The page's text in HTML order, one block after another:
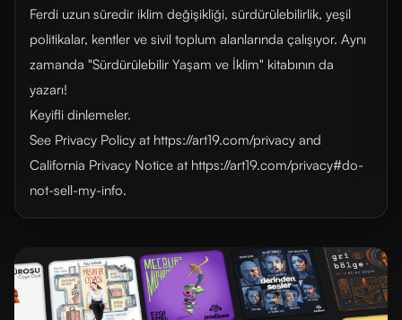
Ferdi uzun süredir iklim değişikliği, sürdürülebilirlik, yeşil
politikalar, kentler ve sivil toplum alanlarında çalışıyor. Aynı
zamanda "Sürdürülebilir Yaşam ve İklim" kitabının da
yazarı!
Keyifli dinlemeler.
See Privacy Policy at https://art19.com/privacy and
California Privacy Notice at https://art19.com/privacy#do-
not-sell-my-info.